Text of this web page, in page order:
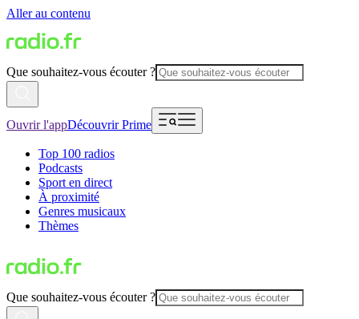
Aller au contenu
Que souhaitez-vous écouter ?
Ouvrir l'appDécouvrir Prime
Top 100 radios
Podcasts
Sport en direct
À proximité
Genres musicaux
Thèmes
Que souhaitez-vous écouter ?